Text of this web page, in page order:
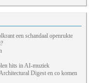
een schandaal openrukte
hits in AI-muziek
Digest en co komen